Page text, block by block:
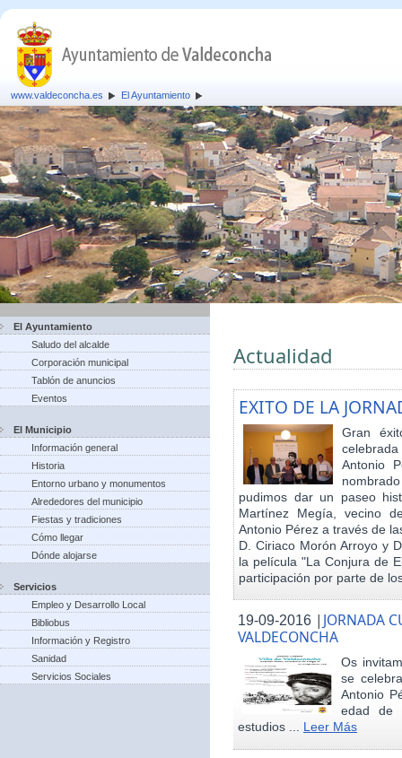
www.valdeconcha.es El Ayuntamiento
El Ayuntamiento
Saludo del alcalde
Corporación municipal
Tablón de anuncios
Eventos
El Municipio
Información general
Historia
Entorno urbano y monumentos
Alrededores del municipio
Fiestas y tradiciones
Cómo llegar
Dónde alojarse
Servicios
Empleo y Desarrollo Local
Bibliobus
Información y Registro
Sanidad
Servicios Sociales
Actualidad
EXITO DE LA
Gran
Antonio
pudimos dar un paseo
Martínez Megía, vecino
Antonio Pérez a través de
D. Ciriaco Morón Arroyo y
la película "La Conjura de
participación por parte de
19-09-2016 | JORNADA
VALDECONCHA
Os
se
Antonio
edad de
estudios ... Leer Más